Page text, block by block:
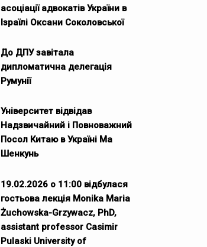
асоціації адвокатів України в
Ізраїлі Оксани Соколовської
До ДПУ завітала
дипломатична делегація
Румунії
Університет відвідав
Надзвичайний і Повноважний
Посол Китаю в Україні Ма
Шенкунь
19.02.2026 о 11:00 відбулася
гостьова лекція Monika Maria
Żuchowska-Grzywacz, PhD,
assistant professor Casimir
Pulaski University of